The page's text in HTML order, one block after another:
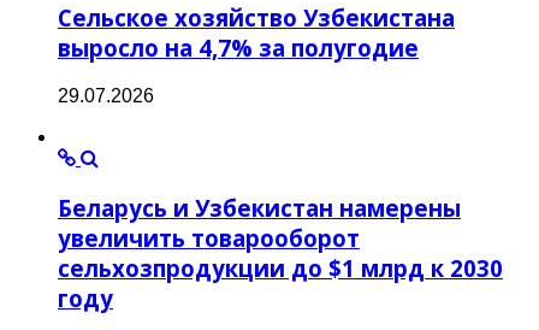
Сельское хозяйство Узбекистана
выросло на 4,7% за полугодие
29.07.2026
Беларусь и Узбекистан намерены
увеличить товарооборот
сельхозпродукции до $1 млрд к 2030
году